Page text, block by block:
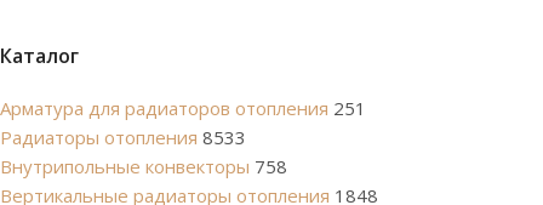
Каталог
Арматура для радиаторов отопления 251
Радиаторы отопления 8533
Внутрипольные конвекторы 758
Вертикальные радиаторы отопления 1848